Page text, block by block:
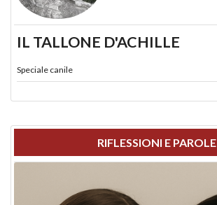
IL TALLONE D'ACHILLE
Speciale canile
RIFLESSIONI E PAROLE